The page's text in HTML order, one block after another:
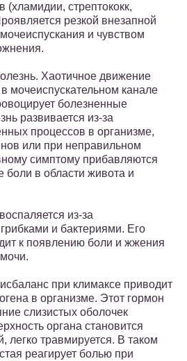
(хламидии, стрептококк,
резкой внезапной
и чувством
Хаотичное движение
мочеиспускательном канале
болезненные
развивается из-за
процессов в организме,
или при неправильном
симптому прибавляются
боли в области живота и
из-за
и бактериями. Его
к появлению боли и жжения
при климаксе приводит
в организме. Этот гормон
слизистых оболочек
органа становится
легко травмируется. В таком
реагирует болью при